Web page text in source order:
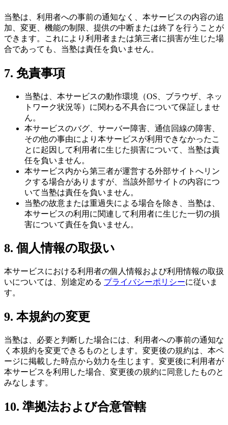
当塾は、利用者への事前の通知なく、本サービスの内容の追
加、変更、機能の制限、提供の中断または終了を行うことが
できます。これにより利用者または第三者に損害が生じた場
合であっても、当塾は責任を負いません。
7. 免責事項
当塾は、本サービスの動作環境（OS、ブラウザ、ネッ
トワーク状況等）に関わる不具合について保証しませ
ん。
本サービスのバグ、サーバー障害、通信回線の障害、
その他の事由により本サービスが利用できなかったこ
とに起因して利用者に生じた損害について、当塾は責
任を負いません。
本サービス内から第三者が運営する外部サイトへリン
クする場合がありますが、当該外部サイトの内容につ
いて当塾は責任を負いません。
当塾の故意または重過失による場合を除き、当塾は、
本サービスの利用に関連して利用者に生じた一切の損
害について責任を負いません。
8. 個人情報の取扱い
本サービスにおける利用者の個人情報および利用情報の取扱
いについては、別途定める プライバシーポリシーに従いま
す。
9. 本規約の変更
当塾は、必要と判断した場合には、利用者への事前の通知な
く本規約を変更できるものとします。変更後の規約は、本ペ
ージに掲載した時点から効力を生じます。変更後に利用者が
本サービスを利用した場合、変更後の規約に同意したものと
みなします。
10. 準拠法および合意管轄